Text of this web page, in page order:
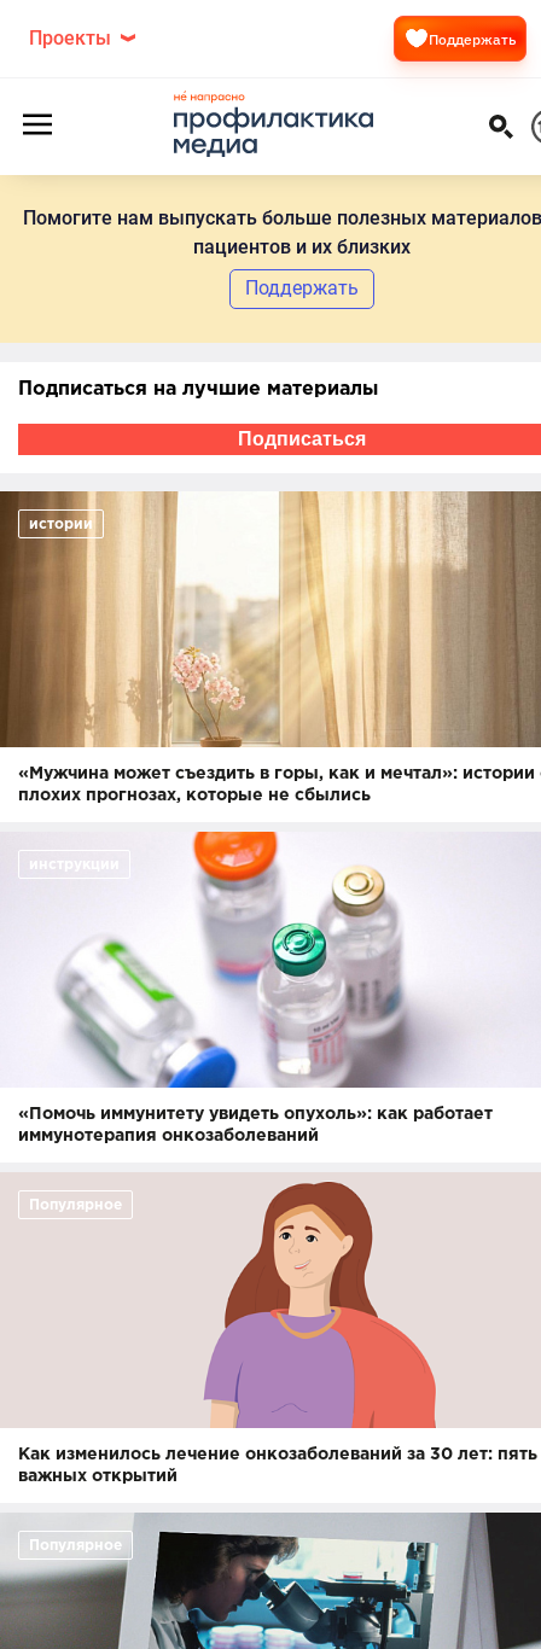
Помогите нам выпускать больше полезных
пациентов и их близких
Поддержать
Проекты Поддержать
Подписаться на лучшие материалы
Подписаться
истории
«Мужчина может съездить в горы, как и мечтал»: истории
плохих прогнозах, которые не сбылись
инструкции
«Помочь иммунитету увидеть опухоль»: как работает
иммунотерапия онкозаболеваний
Популярное
Как изменилось лечение онкозаболеваний за 30 лет: пять
важных открытий
Популярное